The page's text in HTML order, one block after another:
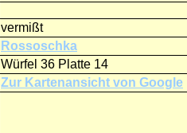
vermißt
Rossoschka
Würfel 36 Platte 14
Zur Kartenansicht von Google